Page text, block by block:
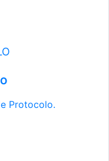
Protocolo.